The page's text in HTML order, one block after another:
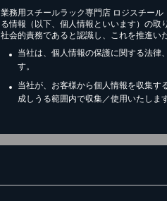
業務用スチールラック専門店 ロジスチー
る情報（以下、個人情報といいます）の
社会的責務であると認識し、これを推進い
当社は、個人情報の保護に関する法律
す。
当社が、お客様から個人情報を収集す
成しうる範囲内で収集／使用いたします